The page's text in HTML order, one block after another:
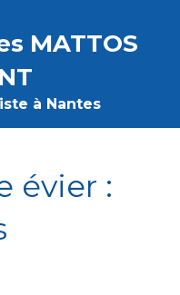
MATTOS
à Nantes
évier :